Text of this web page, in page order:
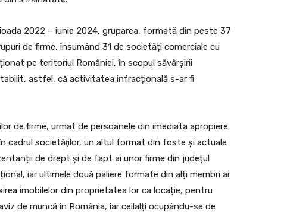
2022 – iunie 2024, gruparea, formată din peste 37
de firme, însumând 31 de societăți comerciale cu
pe teritoriul României, în scopul săvârșirii
astfel, că activitatea infracțională s-ar fi
de firme, urmat de persoanele din imediata apropiere
cadrul societăţilor, un altul format din foste și actuale
de drept și de fapt ai unor firme din județul
iar ultimele două paliere formate din alți membri ai
imobilelor din proprietatea lor ca locație, pentru
de muncă în România, iar ceilalți ocupându-se de